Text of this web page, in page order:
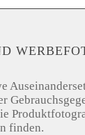
finden.